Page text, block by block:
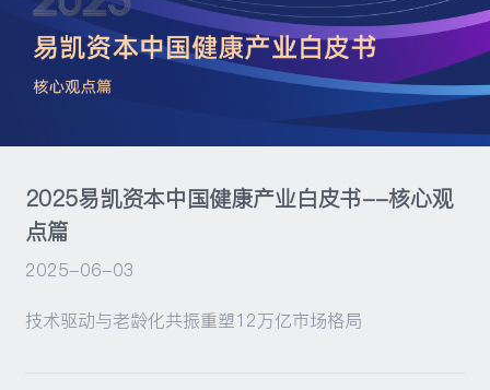
活动
2025易凯资本中国健康产业白皮书--核心观
点篇
2025-06-03
技术驱动与老龄化共振重塑12万亿市场格局